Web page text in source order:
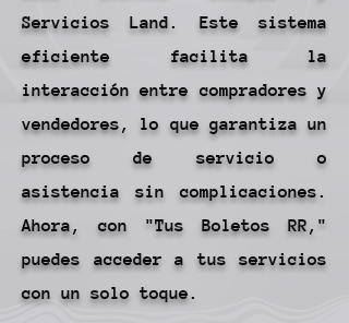
Servicios Land. Este sistema
eficiente facilita la
interacción entre compradores y
vendedores, lo que garantiza un
proceso de servicio o
asistencia sin complicaciones.
Ahora, con "Tus Boletos RR,"
puedes acceder a tus servicios
con un solo toque.